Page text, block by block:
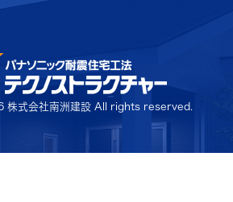
株式会社南洲建設 All rights reserved.